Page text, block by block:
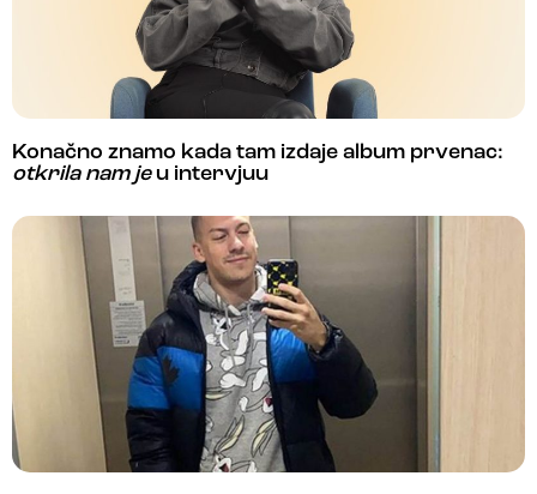
Konačno znamo kada tam izdaje album prvenac:
otkrila nam jeu intervjuu